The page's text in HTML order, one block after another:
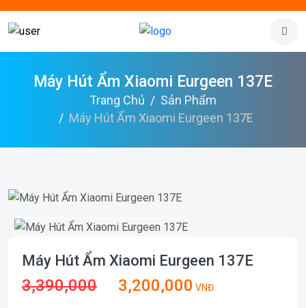
Máy Hút Ẩm Xiaomi Eurgeen 137E
Trang Chủ
Sản Phẩm
Máy Hút Ẩm Xiaomi Eurgeen 137E
Máy Hút Ẩm Xiaomi Eurgeen 137E
3,390,000 3,200,000 VNĐ